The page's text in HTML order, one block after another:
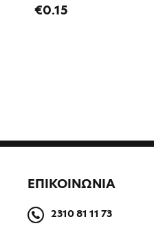
€0.15
ΕΠΙΚΟΙΝΩΝΙΑ
2310 81 11 73